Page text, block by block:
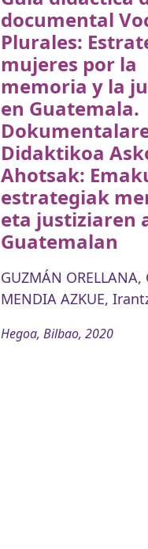
documental
Plurales:
mujeres por la
memoria y la
en Guatemala.
Didaktikoa
Ahotsak:
estrategiak
eta justiziaren
Guatemalan
GUZMÁN ORELLANA,
MENDIA AZKUE,
Hegoa, Bilbao, 2020